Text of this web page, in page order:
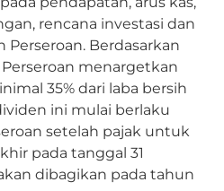
rencana investasi dan
Berdasarkan
menargetkan
35% dari laba bersih
ini mulai berlaku
setelah pajak untuk
pada tanggal 31
dibagikan pada tahun